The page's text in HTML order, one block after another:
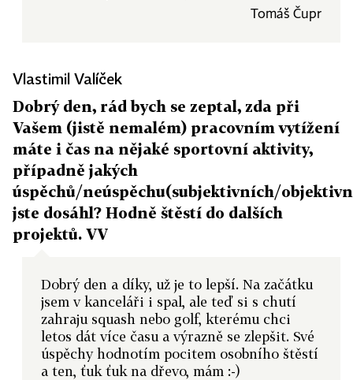
Tomáš Čupr
Vlastimil Valíček
Dobrý den, rád bych se zeptal, zda při
Vašem (jistě nemalém) pracovním vytížení
máte i čas na nějaké sportovní aktivity,
případně jakých
úspěchů/neúspěchu(subjektivních/
jste dosáhl? Hodně štěstí do dalších
projektů. VV
Dobrý den a díky, už je to lepší. Na začátku
jsem v kanceláři i spal, ale teď si s chutí
zahraju squash nebo golf, kterému chci
letos dát více času a výrazně se zlepšit. Své
úspěchy hodnotím pocitem osobního štěstí
a ten, ťuk ťuk na dřevo, mám :-)